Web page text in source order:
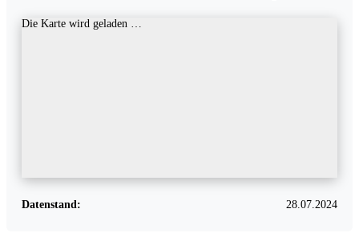
Die Karte wird geladen …
Datenstand: 28.07.2024